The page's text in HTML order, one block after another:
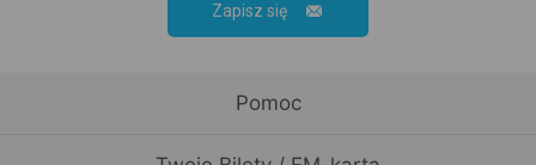
Zapisz się
Pomoc